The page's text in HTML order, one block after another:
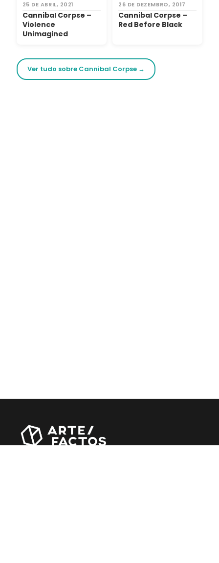
25 DE ABRIL, 2021
Cannibal Corpse –
Violence
Unimagined
26 DE DEZEMBRO, 2017
Cannibal Corpse –
Red Before Black
Ver tudo sobre Cannibal Corpse →